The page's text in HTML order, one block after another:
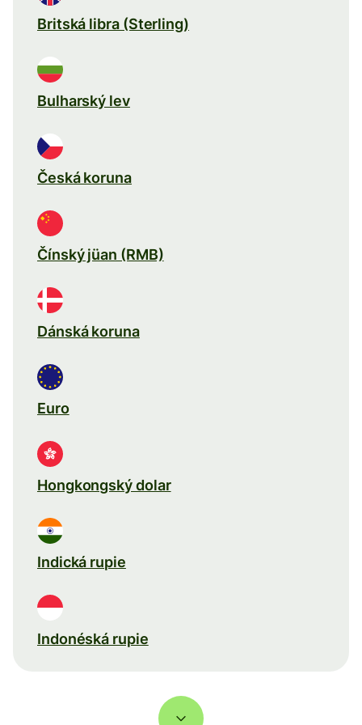
Britská libra (Sterling)
Bulharský lev
Česká koruna
Čínský jüan (RMB)
Dánská koruna
Euro
Hongkongský dolar
Indická rupie
Indonéská rupie